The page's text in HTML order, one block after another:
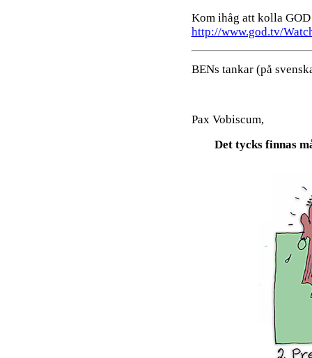
Kom ihåg att kolla
http://www.god.tv/
BENs tankar (på
Pax Vobiscum,
Det tycks finnas